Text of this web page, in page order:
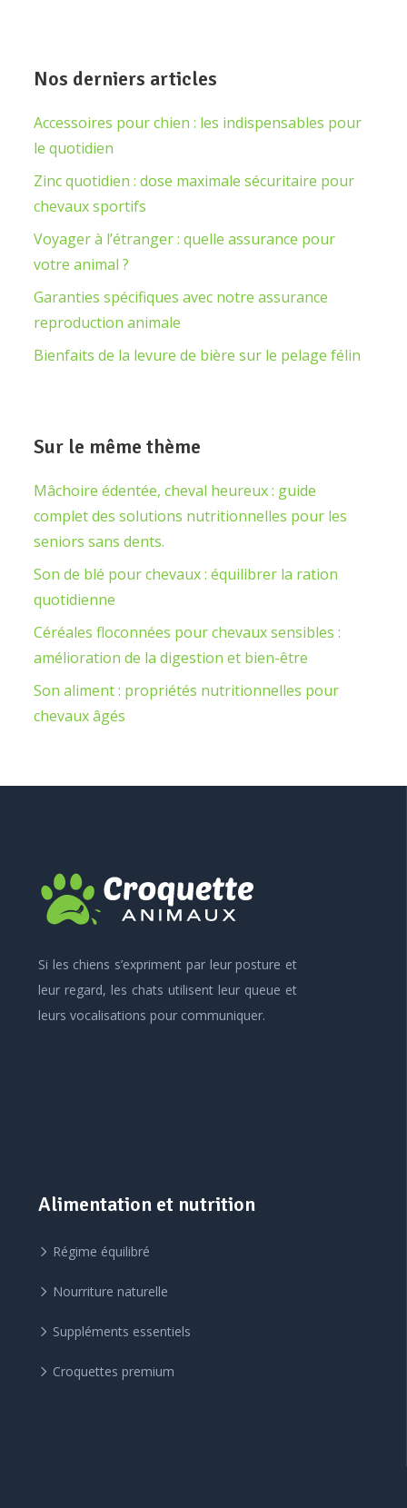
Nos derniers articles
Accessoires pour chien : les indispensables pour
le quotidien
Zinc quotidien : dose maximale sécuritaire pour
chevaux sportifs
Voyager à l’étranger : quelle assurance pour
votre animal ?
Garanties spécifiques avec notre assurance
reproduction animale
Bienfaits de la levure de bière sur le pelage félin
Sur le même thème
Mâchoire édentée, cheval heureux : guide
complet des solutions nutritionnelles pour les
seniors sans dents.
Son de blé pour chevaux : équilibrer la ration
quotidienne
Céréales floconnées pour chevaux sensibles :
amélioration de la digestion et bien-être
Son aliment : propriétés nutritionnelles pour
chevaux âgés
Si les chiens s’expriment par leur posture et
leur regard, les chats utilisent leur queue et
leurs vocalisations pour communiquer.
Alimentation et nutrition
Régime équilibré
Nourriture naturelle
Suppléments essentiels
Croquettes premium